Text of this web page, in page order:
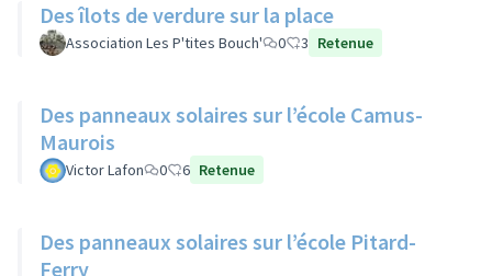
Des îlots de verdure sur la place
Association Les P'tites Bouch' 0 3 Retenue
Des panneaux solaires sur l’école Camus-
Maurois
Victor Lafon 0 6 Retenue
Des panneaux solaires sur l’école Pitard-
Ferry